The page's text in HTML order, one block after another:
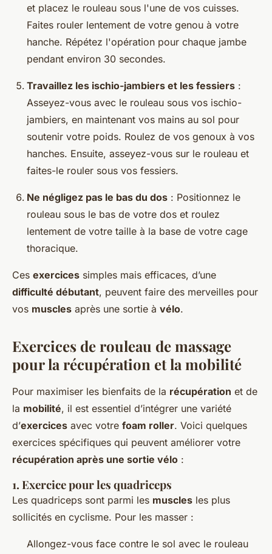
et placez le rouleau sous l'une de vos cuisses.
Faites rouler lentement de votre genou à votre
hanche. Répétez l'opération pour chaque jambe
pendant environ 30 secondes.
Travaillez les ischio-jambiers et les fessiers :
Asseyez-vous avec le rouleau sous vos ischio-
jambiers, en maintenant vos mains au sol pour
soutenir votre poids. Roulez de vos genoux à vos
hanches. Ensuite, asseyez-vous sur le rouleau et
faites-le rouler sous vos fessiers.
Ne négligez pas le bas du dos : Positionnez le
rouleau sous le bas de votre dos et roulez
lentement de votre taille à la base de votre cage
thoracique.
Ces exercices simples mais efficaces, d’une
difficulté débutant, peuvent faire des merveilles pour
vos muscles après une sortie à vélo.
Exercices de rouleau de massage
pour la récupération et la mobilité
Pour maximiser les bienfaits de la récupération et de
la mobilité, il est essentiel d’intégrer une variété
d’exercices avec votre foam roller. Voici quelques
exercices spécifiques qui peuvent améliorer votre
récupération après une sortie vélo :
1. Exercice pour les quadriceps
Les quadriceps sont parmi les muscles les plus
sollicités en cyclisme. Pour les masser :
Allongez-vous face contre le sol avec le rouleau